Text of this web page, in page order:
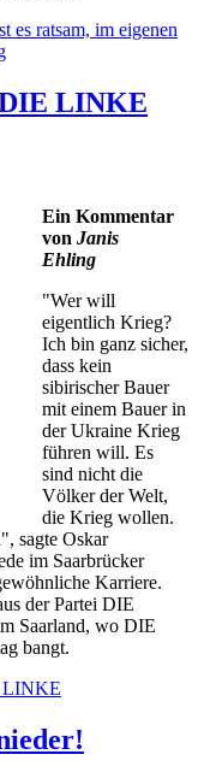
es ratsam, im eigenen
LINKE
Ein Kommentar
von Janis
Ehling
"Wer will
eigentlich Krieg?
Ich bin ganz sicher,
dass kein
sibirischer Bauer
mit einem Bauer in
der Ukraine Krieg
führen will. Es
sind nicht die
Völker der Welt,
die Krieg wollen.
sagte Oskar
im Saarbrücker
Karriere.
der Partei DIE
Saarland, wo DIE
bangt.
LINKE